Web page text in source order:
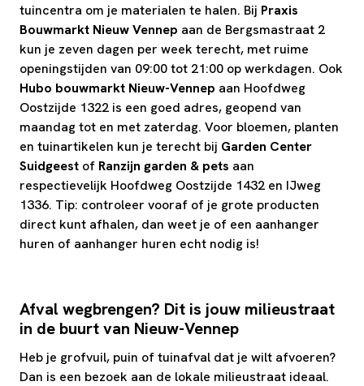
tuincentra om je materialen te halen. Bij Praxis
Bouwmarkt Nieuw Vennep aan de Bergsmastraat 2
kun je zeven dagen per week terecht, met ruime
openingstijden van 09:00 tot 21:00 op werkdagen. Ook
Hubo bouwmarkt Nieuw-Vennep aan Hoofdweg
Oostzijde 1322 is een goed adres, geopend van
maandag tot en met zaterdag. Voor bloemen, planten
en tuinartikelen kun je terecht bij Garden Center
Suidgeest of Ranzijn garden & pets aan
respectievelijk Hoofdweg Oostzijde 1432 en IJweg
1336. Tip: controleer vooraf of je grote producten
direct kunt afhalen, dan weet je of een aanhanger
huren of aanhanger huren echt nodig is!
Afval wegbrengen? Dit is jouw milieustraat
in de buurt van Nieuw-Vennep
Heb je grofvuil, puin of tuinafval dat je wilt afvoeren?
Dan is een bezoek aan de lokale milieustraat ideaal.